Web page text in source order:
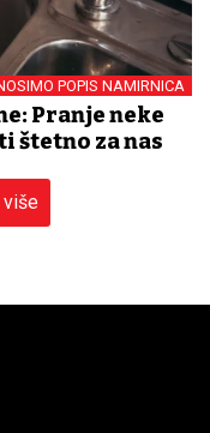
POPIS NAMIRNICA
Pranje neke
štetno za nas
više